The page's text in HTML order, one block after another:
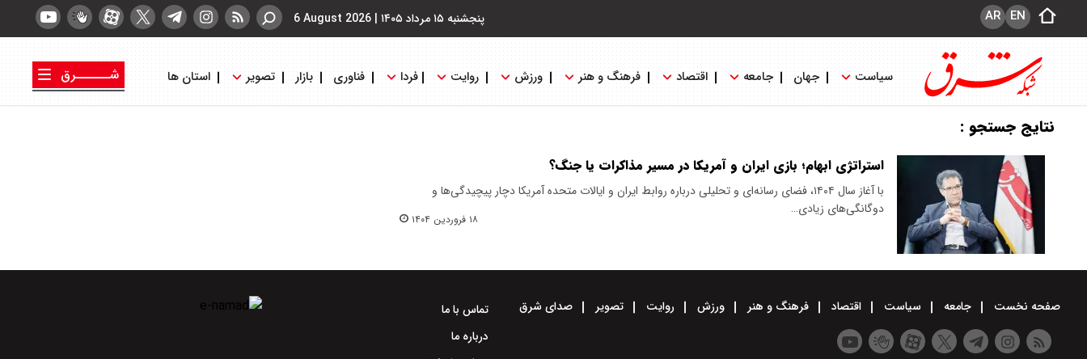
پنجشنبه ۱۵ مرداد ۱۴۰۵ |
6 August 2026 EN
AR
سیاست جهان جامعه اقتصاد فرهنگ و هنر ورزش روایت فردا فناوری بازار تصویر استان ها
شــــــرق
نتایج جستجو :
استراتژی ابهام؛ بازی ایران و آمریکا در مسیر مذاکرات یا جنگ؟
با آغاز سال ۱۴۰۴، فضای رسانه‌ای و تحلیلی درباره روابط ایران و ایالات متحده آمریکا دچار پیچیدگی‌ها و
دوگانگی‌های زیادی…
۱۸ فروردین ۱۴۰۴
صفحه نخست جامعه سیاست اقتصاد فرهنگ و هنر ورزش روایت تصویر صدای شرق
تماس با ما
درباره ما